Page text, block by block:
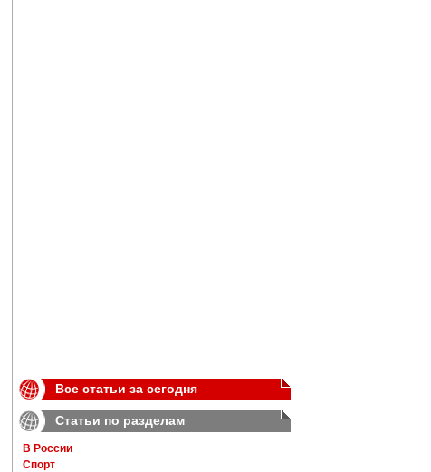
Все статьи за сегодня
Статьи по разделам
В России
Спорт